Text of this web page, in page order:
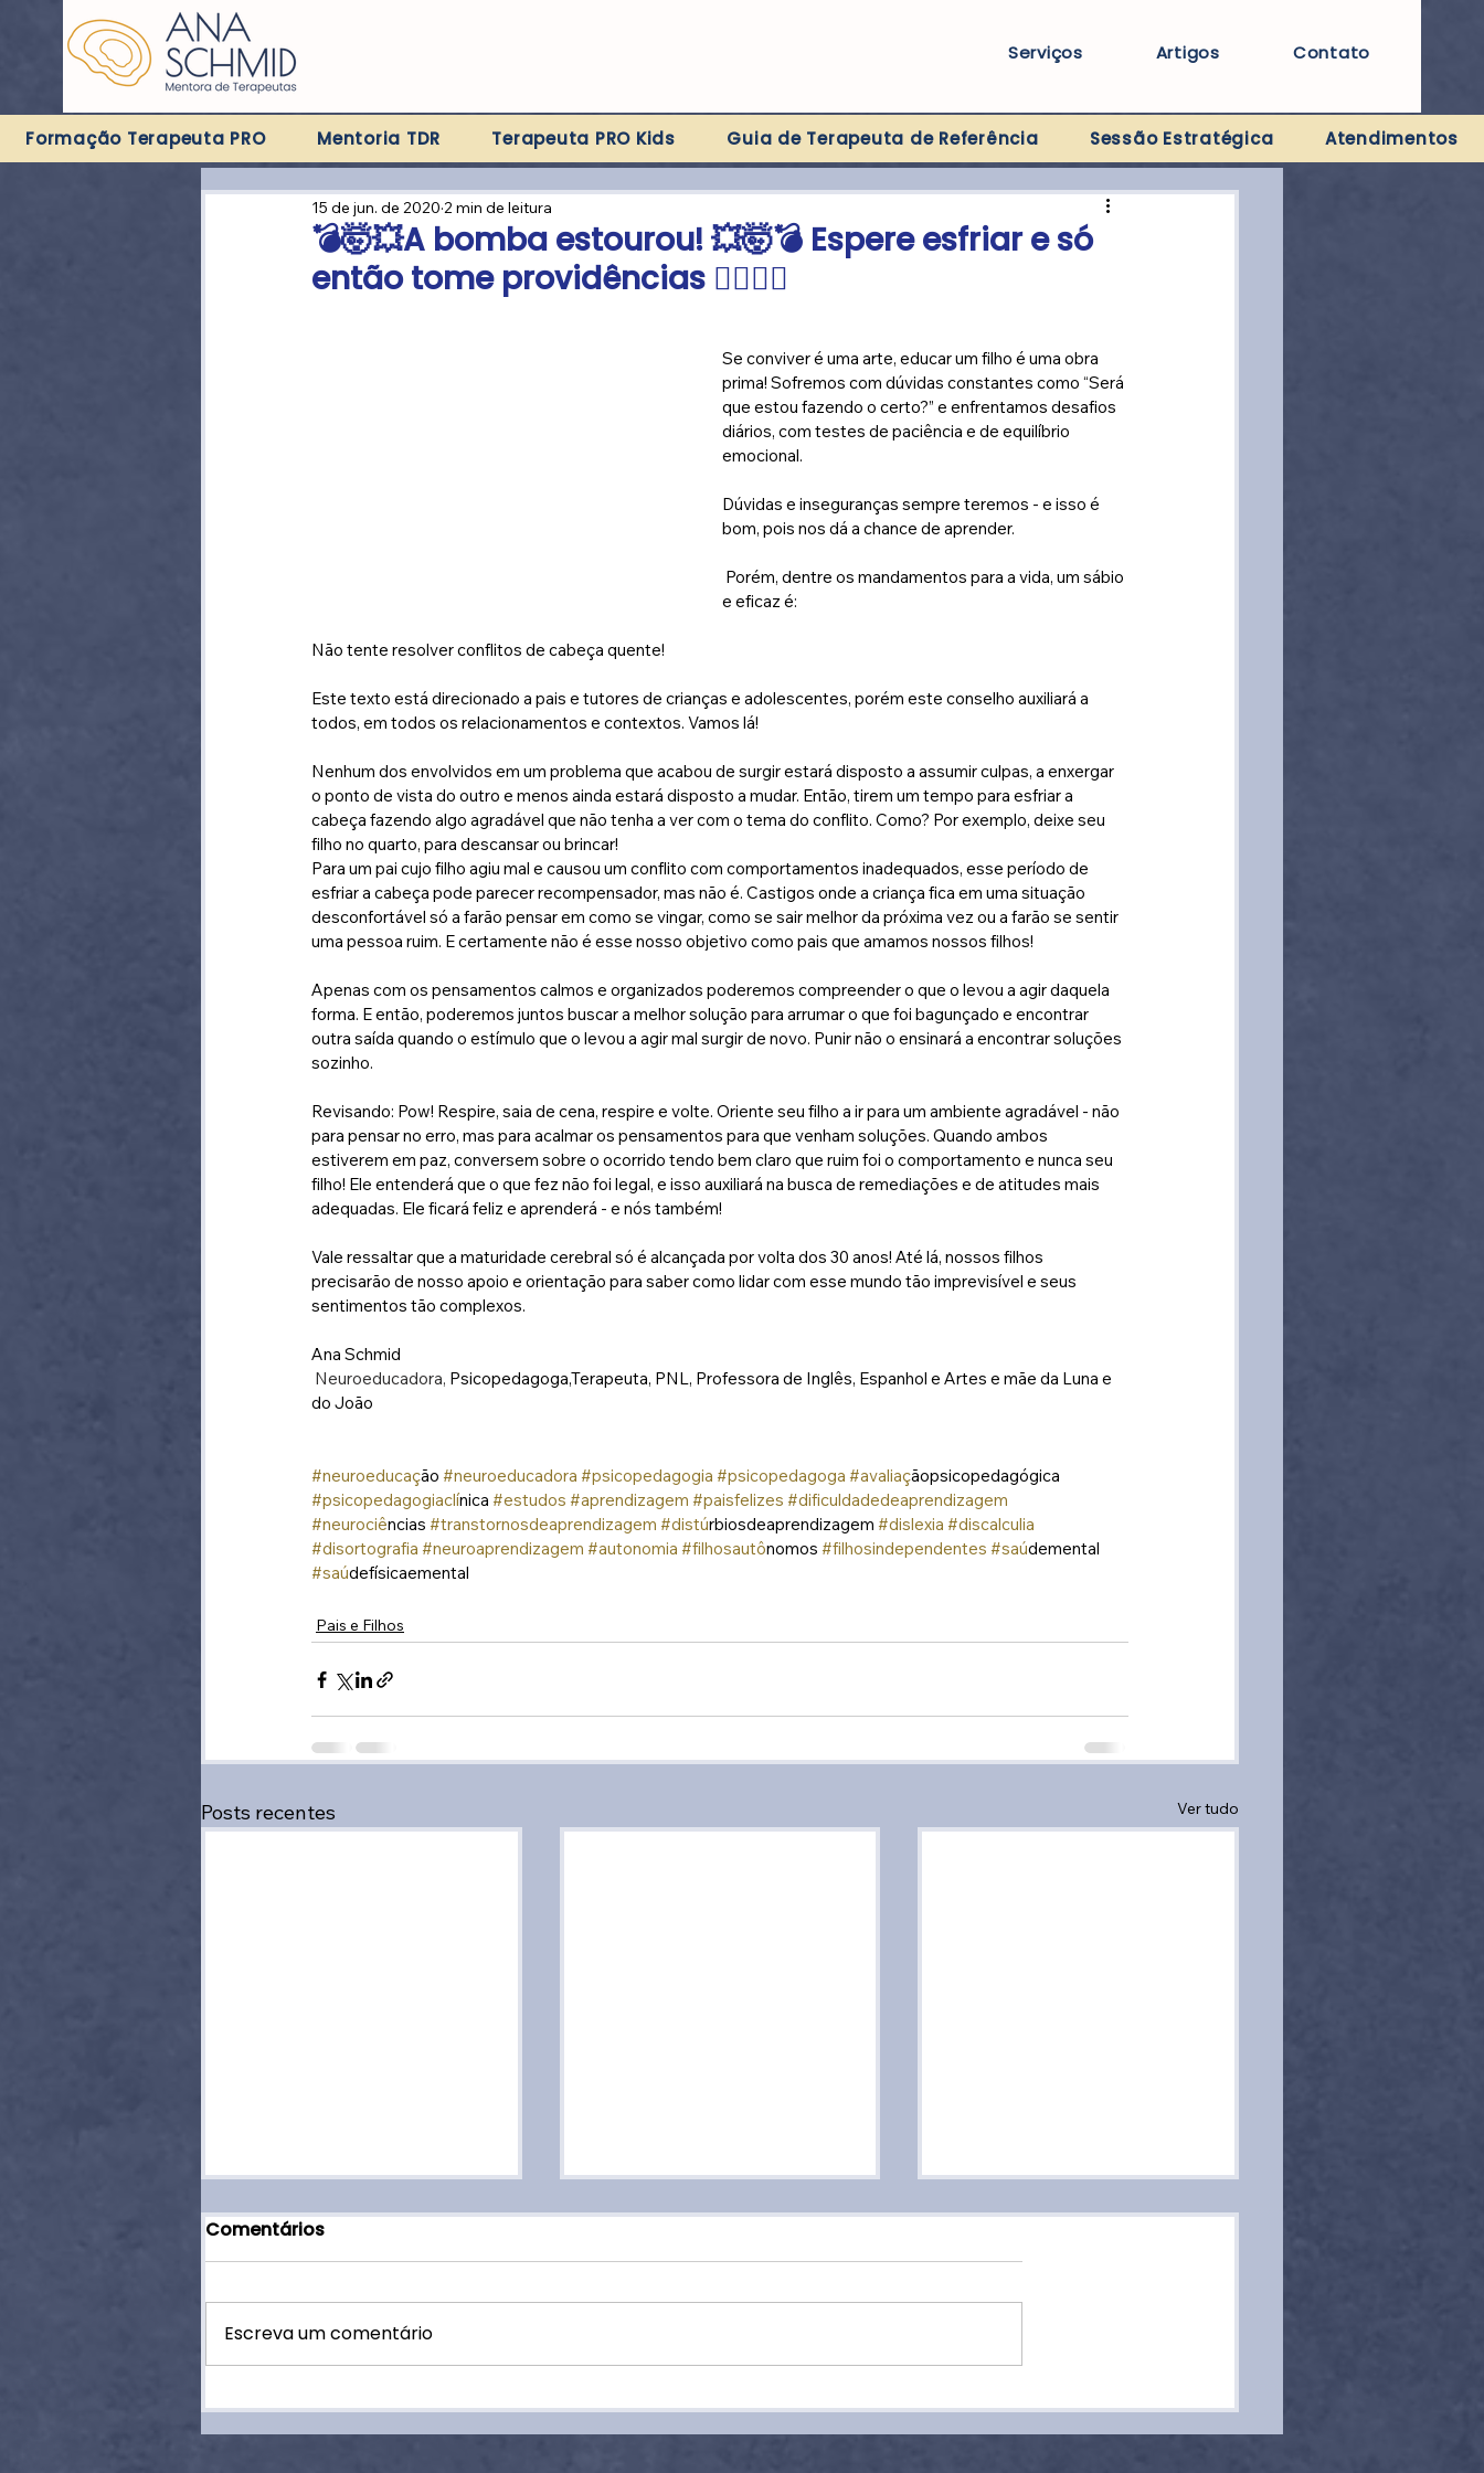
Serviços Artigos Contato
Formação Terapeuta PRO Mentoria TDR Terapeuta PRO Kids Guia de Terapeuta de Referência Sessão Estratégica Atendimentos
💣🤯💥A bomba estourou! 💥🤯💣 Espere esfriar e só
então tome providências 🧘‍♀️🧘‍♂️
15 de jun. de 2020 2 min de leitura
Se conviver é uma arte, educar um filho é uma obra
prima! Sofremos com dúvidas constantes como “Será
que estou fazendo o certo?” e enfrentamos desafios
diários, com testes de paciência e de equilíbrio
emocional.
Dúvidas e inseguranças sempre teremos - e isso é
bom, pois nos dá a chance de aprender.
e eficaz é:
Não tente resolver conflitos de cabeça quente!
Este texto está direcionado a pais e tutores de crianças e adolescentes, porém este conselho auxiliará a
todos, em todos os relacionamentos e contextos. Vamos lá!
Nenhum dos envolvidos em um problema que acabou de surgir estará disposto a assumir culpas, a enxergar
o ponto de vista do outro e menos ainda estará disposto a mudar. Então, tirem um tempo para esfriar a
cabeça fazendo algo agradável que não tenha a ver com o tema do conflito. Como? Por exemplo, deixe seu
filho no quarto, para descansar ou brincar!
Para um pai cujo filho agiu mal e causou um conflito com comportamentos inadequados, esse período de
esfriar a cabeça pode parecer recompensador, mas não é. Castigos onde a criança fica em uma situação
desconfortável só a farão pensar em como se vingar, como se sair melhor da próxima vez ou a farão se sentir
uma pessoa ruim. E certamente não é esse nosso objetivo como pais que amamos nossos filhos!
Apenas com os pensamentos calmos e organizados poderemos compreender o que o levou a agir daquela
forma. E então, poderemos juntos buscar a melhor solução para arrumar o que foi bagunçado e encontrar
outra saída quando o estímulo que o levou a agir mal surgir de novo. Punir não o ensinará a encontrar soluções
sozinho.
Revisando: Pow! Respire, saia de cena, respire e volte. Oriente seu filho a ir para um ambiente agradável - não
para pensar no erro, mas para acalmar os pensamentos para que venham soluções. Quando ambos
estiverem em paz, conversem sobre o ocorrido tendo bem claro que ruim foi o comportamento e nunca seu
filho! Ele entenderá que o que fez não foi legal, e isso auxiliará na busca de remediações e de atitudes mais
adequadas. Ele ficará feliz e aprenderá - e nós também!
Vale ressaltar que a maturidade cerebral só é alcançada por volta dos 30 anos! Até lá, nossos filhos
precisarão de nosso apoio e orientação para saber como lidar com esse mundo tão imprevisível e seus
sentimentos tão complexos.
Ana Schmid
Neuroeducadora, Psicopedagoga,Terapeuta, PNL, Professora de Inglês, Espanhol e Artes e mãe da Luna e
do João
#neuroeducação #neuroeducadora #psicopedagogia #psicopedagoga #avaliaçãopsicopedagógica
#psicopedagogiaclínica #estudos #aprendizagem #paisfelizes #dificuldadedeaprendizagem
#neurociências #transtornosdeaprendizagem #distúrbiosdeaprendizagem #dislexia #discalculia
#disortografia #neuroaprendizagem #autonomia #filhosautônomos #filhosindependentes #saúdemental
#saúdefísicaemental
Pais e Filhos
Posts recentes Ver tudo
Comentários
Escreva um comentário